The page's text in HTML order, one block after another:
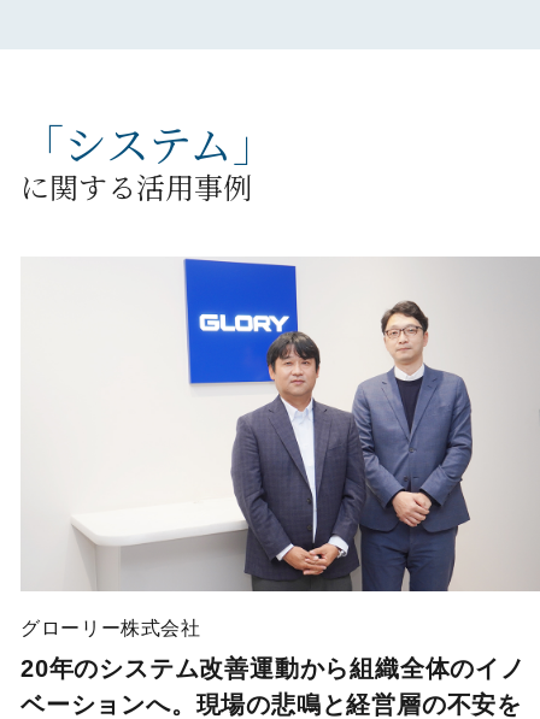
「システム 」
に関する活用事例
グローリー株式会社
20年のシステム改善運動から組織全体のイノ
ベーションへ。現場の悲鳴と経営層の不安を